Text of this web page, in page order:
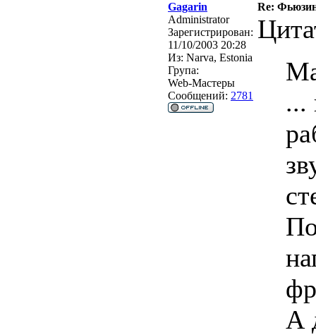
Gagarin
Re:
Administrator
Зарегистрирован:
11/10/2003 20:28
Из: Narva, Estonia
Група:
Web-Мастеры
Сообщений: 2781
...
А